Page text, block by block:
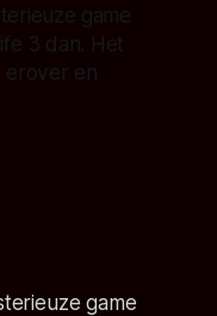
game
3 dan. Het
erover en
game